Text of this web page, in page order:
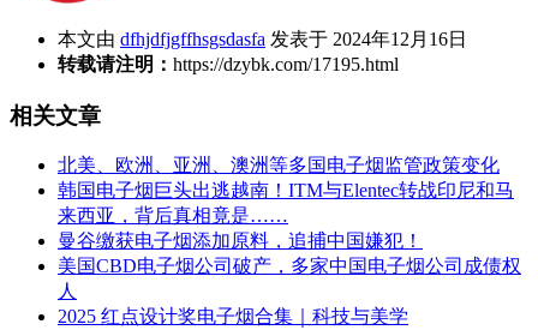
本文由 dfhjdfjgffhsgsdasfa 发表于 2024年12月16日
转载请注明： https://dzybk.com/17195.html
相关文章
北美、欧洲、亚洲、澳洲等多国电子烟监管政策变化
韩国电子烟巨头出逃越南！ITM与Elentec转战印尼和马
来西亚，背后真相竟是……
曼谷缴获电子烟添加原料，追捕中国嫌犯！
美国CBD电子烟公司破产，多家中国电子烟公司成债权
人
2025 红点设计奖电子烟合集｜科技与美学